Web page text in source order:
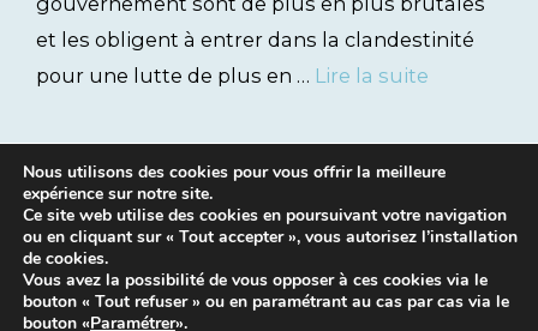
et les obligent à entrer dans la clandestinité
pour une lutte de plus en … Lire la suite
Mentions légales
Nous utilisons des cookies pour vous offrir la meilleure
expérience sur notre site.
Ce site web utilise des cookies en poursuivant votre navigation
ou en cliquant sur « Tout accepter », vous autorisez l’installation
de cookies.
Vous avez la possibilité de vous opposer à ces cookies via le
bouton « Tout refuser » ou en paramétrant au cas par cas via le
bouton «Paramétrer».